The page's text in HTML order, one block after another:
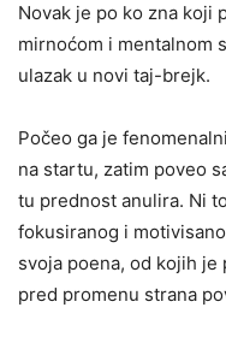
Novak je po ko zna koji
mirnoćom i mentalnom
ulazak u novi taj-brejk.
Počeo ga je
na startu, zatim poveo
tu prednost anulira. Ni
fokusiranog i
svoja poena, od kojih
pred promenu strana